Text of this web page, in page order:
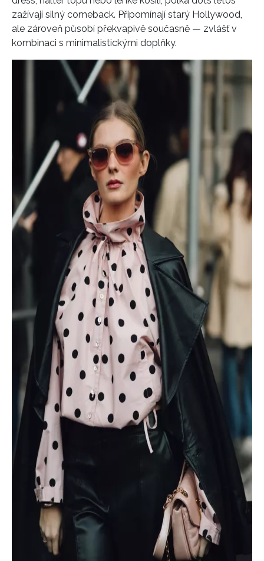
zažívají silný comeback. Připomínají starý Hollywood,
ale zároveň působí překvapivě současně — zvlášť v
kombinaci s minimalistickými doplňky.